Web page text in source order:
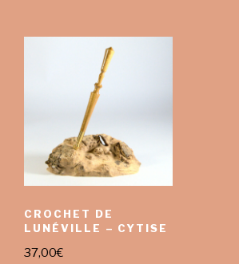
CROCHET DE
LUNÉVILLE – CYTISE
37,00€